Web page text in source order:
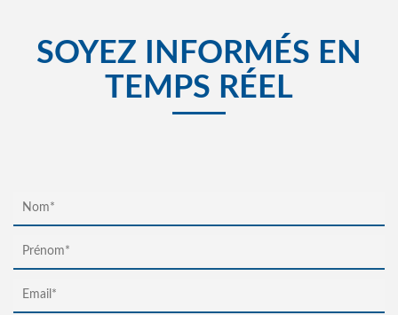
SOYEZ INFORMÉS EN
TEMPS RÉEL